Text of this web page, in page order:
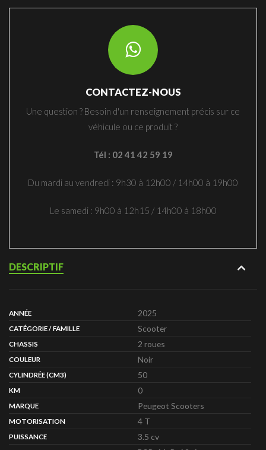
CONTACTEZ-NOUS
Une question ? Besoin d'un renseignement précis sur ce
véhicule ou ce produit ?
Tél : 02 41 42 59 19
Du mardi au vendredi : 9h30 à 12h00 / 14h00 à 19h00
Le samedi : 9h00 à 12h15 / 14h00 à 18h00
DESCRIPTIF
ANNÉE 2025
CATÉGORIE / FAMILLE Scooter
CHASSIS 2 roues
COULEUR Noir
CYLINDRÉE (CM3) 50
KM 0
MARQUE Peugeot Scooters
MOTORISATION 4 T
PUISSANCE 3.5 cv